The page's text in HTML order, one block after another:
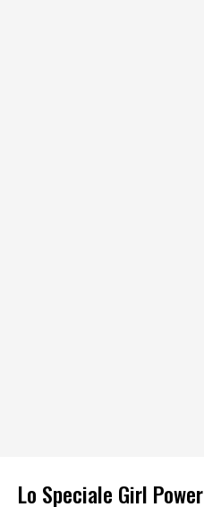
Lo Speciale Girl Power